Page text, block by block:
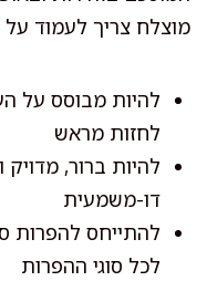
מוצלח צריך לעמוד
להיות מבוסס על
לחזות מראש
להיות ברור,
דו-משמעית
להתייחס להפרות
לכל סוגי ההפרות